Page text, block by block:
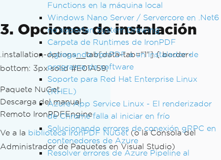
Functions en la máquina local
Windows Nano Server / Servercore en .Net6
no soportan System.Drawing
Carpeta de Runtimes de IronPDF
Agregando IronPDF a un instalador de
programa de software
Soporte para Red Hat Enterprise Linux
(RHEL)
Azure App Service Linux - El renderizador
de Chrome falla al iniciar en frío
Solucionando errores de conexión gRPC en
contenedores de Azure
Resolver errores de Azure Pipeline al
3. Opciones de instalación
.installation-options__tab[data-tab="1"] { border-
bottom: 3px solid #E01A59;
Paquete NuGet
Descarga del manual
Remoto IronPDFEngine
Ve a la biblioteca IronPDF NuGet(o la Consola del
Administrador de Paquetes en Visual Studio)